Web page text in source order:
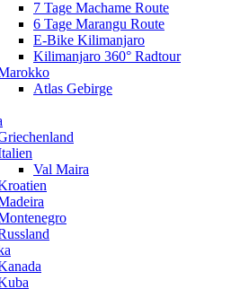
7 Tage Machame Route
6 Tage Marangu Route
E-Bike Kilimanjaro
Kilimanjaro 360° Radtour
Atlas Gebirge
Val Maira